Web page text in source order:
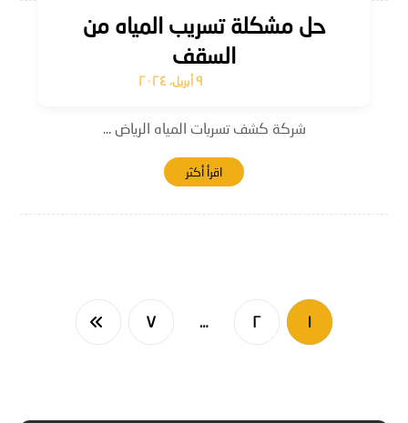
حل مشكلة تسريب المياه من
السقف
٩ أبريل، ٢٠٢٤
شركة كشف تسربات المياه الرياض ...
اقرأ أكثر
١ ٢ … ٧